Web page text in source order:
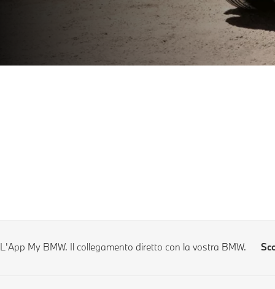
L'App My BMW. Il collegamento diretto con la vostra BMW.